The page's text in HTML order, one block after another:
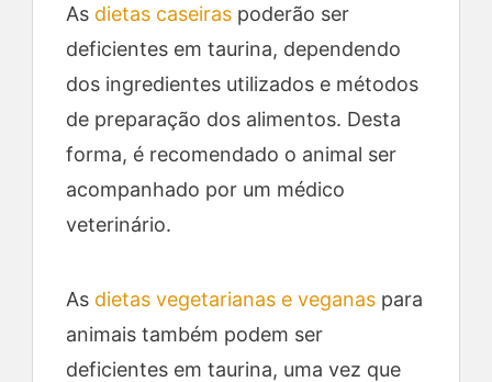
As dietas caseiras poderão ser
deficientes em taurina, dependendo
dos ingredientes utilizados e métodos
de preparação dos alimentos. Desta
forma, é recomendado o animal ser
acompanhado por um médico
veterinário.
As dietas vegetarianas e veganas para
animais também podem ser
deficientes em taurina, uma vez que